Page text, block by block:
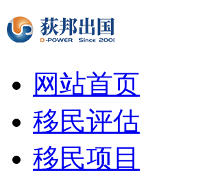
网站首页
移民评估
移民项目